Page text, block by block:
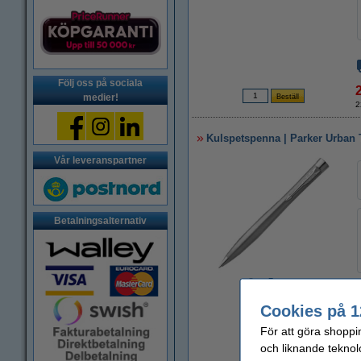
Följ oss på sociala
medier!
Vår leveranspartner
Betalningsalternativ
Kulspetspenna | Parker
Zoom
Cookies på
För att göra
och liknande